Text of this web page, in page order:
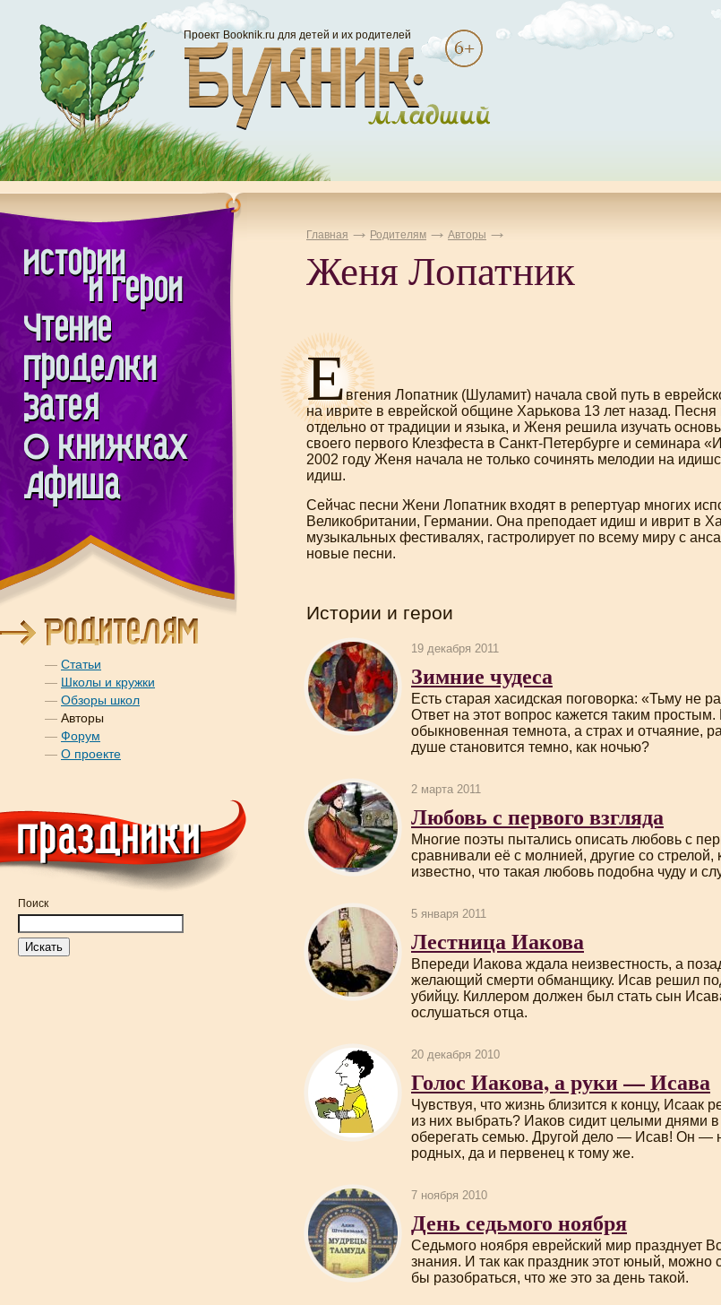
Проект Booknik.ru для детей и их родителей
— Статьи
— Школы и кружки
— Обзоры школ
— Авторы
— Форум
— О проекте
Поиск
Главная Родителям Авторы
Женя Лопатник
Евгения Лопатник (Шуламит) начала свой путь в
на иврите в еврейской общине Харькова 13 лет назад.
отдельно от традиции и языка, и Женя решила изучать
своего первого Клезфеста в Санкт-Петербурге и семинара
2002 году Женя начала не только сочинять мелодии на
идиш.
Сейчас песни Жени Лопатник входят в репертуар многих
Великобритании, Германии. Она преподает идиш и иврит в
музыкальных фестивалях, гастролирует по всему миру с
новые песни.
Истории и герои
19 декабря 2011
Зимние чудеса
Есть старая хасидская поговорка: «Тьму не
Ответ на этот вопрос кажется таким
обыкновенная темнота, а страх и отчаяние,
душе становится темно, как ночью?
2 марта 2011
Любовь с первого взгляда
Многие поэты пытались описать любовь с
сравнивали её с молнией, другие со стрелой,
известно, что такая любовь подобна чуду и
5 января 2011
Лестница Иакова
Впереди Иакова ждала неизвестность, а
желающий смерти обманщику. Исав решил
убийцу. Киллером должен был стать сын
ослушаться отца.
20 декабря 2010
Голос Иакова, а руки — Исава
Чувствуя, что жизнь близится к концу, Исаак
из них выбрать? Иаков сидит целыми днями
оберегать семью. Другой дело — Исав! Он —
родных, да и первенец к тому же.
7 ноября 2010
День седьмого ноября
Седьмого ноября еврейский мир празднует
знания. И так как праздник этот юный, можно
бы разобраться, что же это за день такой.